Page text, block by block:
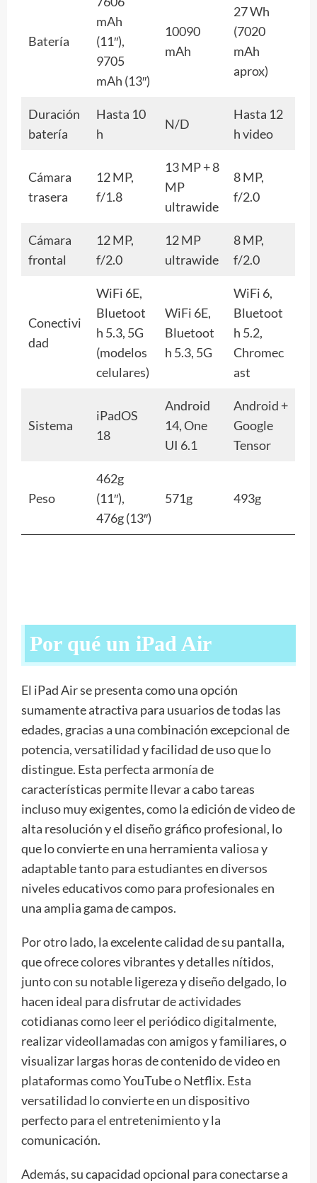
Batería
mAh
(11″),
9705
mAh (13″)
10090
mAh
27 Wh
(7020
mAh
aprox)
Duración
batería
Hasta 10
h
N/D
Hasta 12
h video
Cámara
trasera
12 MP,
f/1.8
13 MP + 8
MP
ultrawide
8 MP,
f/2.0
Cámara
frontal
12 MP,
f/2.0
12 MP
ultrawide
8 MP,
f/2.0
Conectivi
dad
WiFi 6E,
Bluetoot
h 5.3, 5G
(modelos
celulares)
WiFi 6E,
Bluetoot
h 5.3, 5G
WiFi 6,
Bluetoot
h 5.2,
Chromec
ast
Sistema
iPadOS
18
Android
14, One
UI 6.1
Android +
Google
Tensor
Peso
462g
(11″),
476g (13″)
571g 493g
Por qué un iPad Air
El iPad Air se presenta como una opción
sumamente atractiva para usuarios de todas las
edades, gracias a una combinación excepcional de
potencia, versatilidad y facilidad de uso que lo
distingue. Esta perfecta armonía de
características permite llevar a cabo tareas
incluso muy exigentes, como la edición de video de
alta resolución y el diseño gráfico profesional, lo
que lo convierte en una herramienta valiosa y
adaptable tanto para estudiantes en diversos
niveles educativos como para profesionales en
una amplia gama de campos.
Por otro lado, la excelente calidad de su pantalla,
que ofrece colores vibrantes y detalles nítidos,
junto con su notable ligereza y diseño delgado, lo
hacen ideal para disfrutar de actividades
cotidianas como leer el periódico digitalmente,
realizar videollamadas con amigos y familiares, o
visualizar largas horas de contenido de video en
plataformas como YouTube o Netflix. Esta
versatilidad lo convierte en un dispositivo
perfecto para el entretenimiento y la
comunicación.
Además, su capacidad opcional para conectarse a